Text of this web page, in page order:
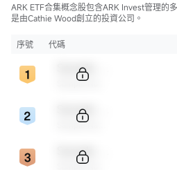
ARK ETF合集概念股包含ARK Invest管理的
是由Cathie Wood創立的投資公司。
序號 代碼